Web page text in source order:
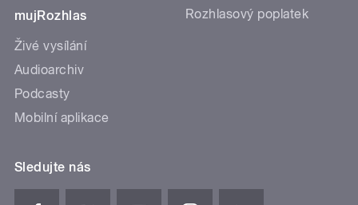
mujRozhlas
Živé vysílání
Audioarchiv
Podcasty
Mobilní aplikace
Rozhlasový poplatek
Sledujte nás